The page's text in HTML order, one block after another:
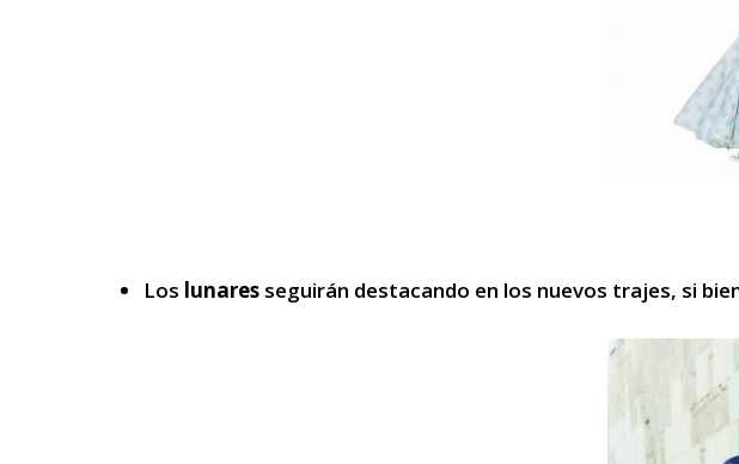
Los lunares seguirán destacando en los nuevos trajes, si